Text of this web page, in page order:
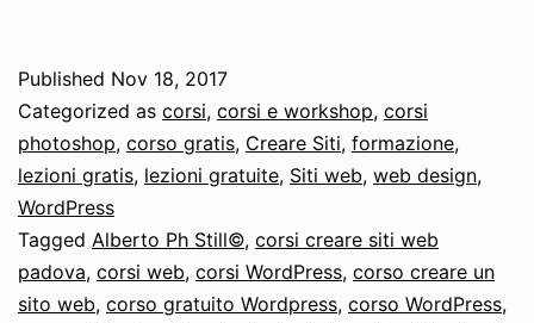
TORNA:
CORSO
PER
CREARE
UN
Published Nov 18, 2017
Categorized as corsi, corsi e workshop, corsi
photoshop, corso gratis, Creare Siti, formazione,
lezioni gratis, lezioni gratuite, Siti web, web design,
WordPress
Tagged Alberto Ph Still©, corsi creare siti web
padova, corsi web, corsi WordPress, corso creare un
sito web, corso gratuito Wordpress, corso WordPress,